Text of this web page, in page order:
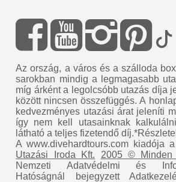
Az ország, a város és a szálloda
sarokban mindig a legmagasabb
míg árként a legolcsóbb utazás díja
között nincsen összefüggés. A
kedvezményes utazási árat jeleníti
így nem kell utasainknak
látható a teljes fizetendő
A www.divehardtours.com kiadója a
Utazási Iroda Kft.
2005 © Minden
Nemzeti Adatvédelmi és
Hatóságnál bejegyzett